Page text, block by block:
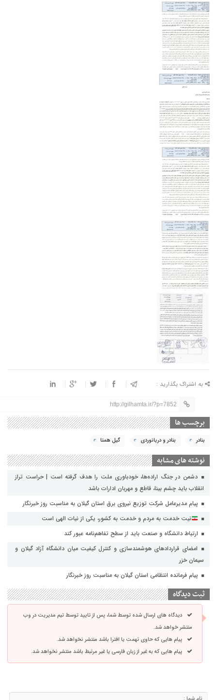
به اشتراک بگذارید :
http://gilhamta.ir/?p=7852
برچسب ها
بنادر بنادر و دریانوردی گیل همتا
نوشته های مشابه
دشمن در جنگ اراده‌ها، خودباوری ملت را هدف گرفته است | حراست تراز
انقلاب باید چشم بینا، قاطع و مهربان ادارات باشد
پیام مدیرعامل شرکت توزیع نیروی برق استان گیلان به مناسبت روز خبرنگار ‌
نیت خدمت به مردم و خدمت به کشور، یکی از نیات الهی است
ارتباط دانشگاه و صنعت باید از سطح تفاهم‌نامه عبور کند
امضای قراردادهای هوشمندسازی و کنترل کیفیت میان دانشگاه آزاد گیلان و
سیمان خزر
پیام فرمانده انتظامی استان گیلان به مناسبت روز خبرنگار
ثبت دیدگاه
دیدگاه های ارسال شده توسط شما، پس از تایید توسط تیم مدیریت در وب
منتشر خواهد شد.
پیام هایی که حاوی تهمت یا افترا باشد منتشر نخواهد شد.
پیام هایی که به غیر از زبان فارسی یا غیر مرتبط باشد منتشر نخواهد شد.